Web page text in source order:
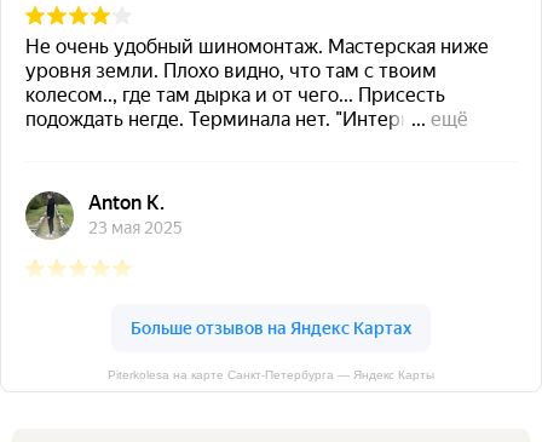
Piterkolesa на карте Санкт‑Петербурга — Яндекс Карты